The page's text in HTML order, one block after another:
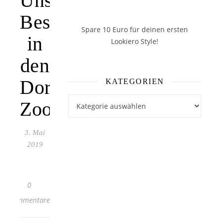
Besuch
in
den
Dortmunder
Zoo
3. Mai
2019
0
Kommentare
Spare 10 Euro für deinen ersten
Lookiero Style!
KATEGORIEN